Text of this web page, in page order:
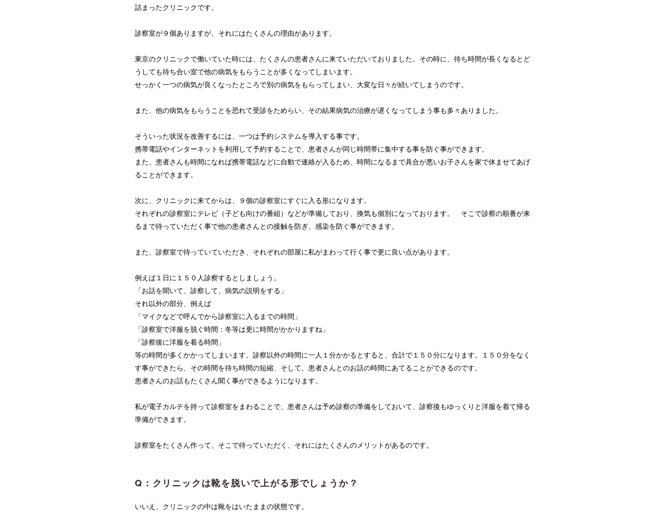
詰まったクリニックです。
診察室が９個ありますが、それにはたくさんの理由があります。
東京のクリニックで働いていた時には、たくさんの患者さんに来ていただいておりました。その時に、待ち時間が長くなるとど
うしても待ち合い室で他の病気をもらうことが多くなってしまいます。
せっかく一つの病気が良くなったところで別の病気をもらってしまい、大変な日々が続いてしまうのです。
また、他の病気をもらうことを恐れて受診をためらい、その結果病気の治療が遅くなってしまう事も多々ありました。
そういった状況を改善するには、一つは予約システムを導入する事です。
携帯電話やインターネットを利用して予約することで、患者さんが同じ時間帯に集中する事を防ぐ事ができます。
また、患者さんも時間になれば携帯電話などに自動で連絡が入るため、時間になるまで具合が悪いお子さんを家で休ませてあげ
ることができます。
次に、クリニックに来てからは、９個の診察室にすぐに入る形になります。
それぞれの診察室にテレビ（子ども向けの番組）などが準備しており、換気も個別になっております。 そこで診察の順番が来
るまで待っていただく事で他の患者さんとの接触を防ぎ、感染を防ぐ事ができます。
また、診察室で待っていていただき、それぞれの部屋に私がまわって行く事で更に良い点があります。
例えば１日に１５０人診察するとしましょう。
「お話を聞いて、診察して、病気の説明をする」
それ以外の部分、例えば
「マイクなどで呼んでから診察室に入るまでの時間」
「診察室で洋服を脱ぐ時間：冬等は更に時間がかかりますね」
「診察後に洋服を着る時間」
等の時間が多くかかってしまいます。診察以外の時間に一人１分かかるとすると、合計で１５０分になります。１５０分をなく
す事ができたら、その時間を待ち時間の短縮、そして、患者さんとのお話の時間にあてることができるのです。
患者さんのお話もたくさん聞く事ができるようになります。
私が電子カルテを持って診察室をまわることで、患者さんは予め診察の準備をしておいて、診察後もゆっくりと洋服を着て帰る
準備ができます。
診察室をたくさん作って、そこで待っていただく、それにはたくさんのメリットがあるのです。
Q：クリニックは靴を脱いで上がる形でしょうか？
いいえ、クリニックの中は靴をはいたままの状態です。